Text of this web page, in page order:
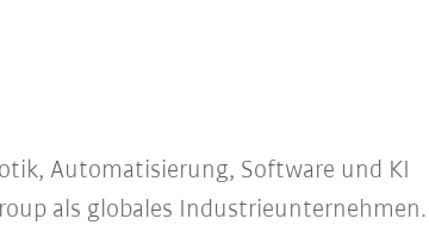
Automatisierung, Software und KI
als globales Industrieunternehmen.